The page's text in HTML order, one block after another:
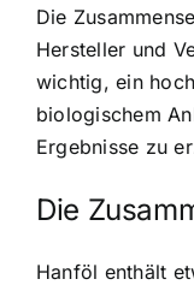
Die
Hersteller und
wichtig, ein
biologischem
Ergebnisse zu
Die
Hanföl enthält